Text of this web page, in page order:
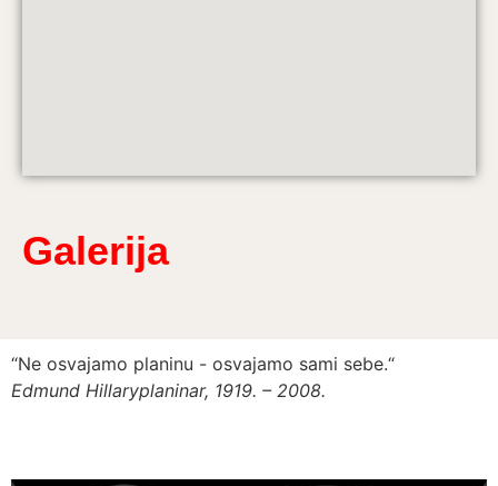
Galerija
“Ne osvajamo planinu - osvajamo sami sebe.“
Edmund Hillaryplaninar, 1919. – 2008.